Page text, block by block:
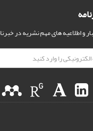
و اطلاعیه های مهم نشریه در